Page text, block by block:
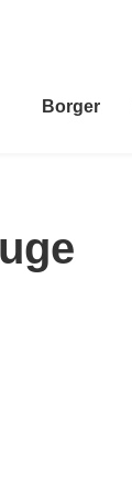
Borger